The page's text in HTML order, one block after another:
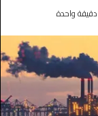
دقيقة واحدة